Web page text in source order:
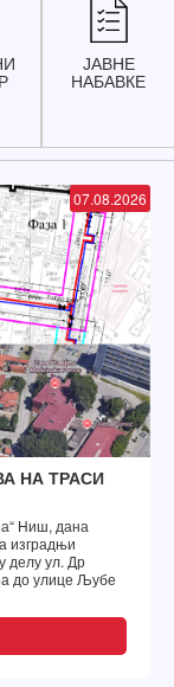
ЈАВНЕ
НАБАВКЕ
07.08.2026
НА ТРАСИ
Ниш, дана
изградњи
делу ул. Др
до улице Љубе